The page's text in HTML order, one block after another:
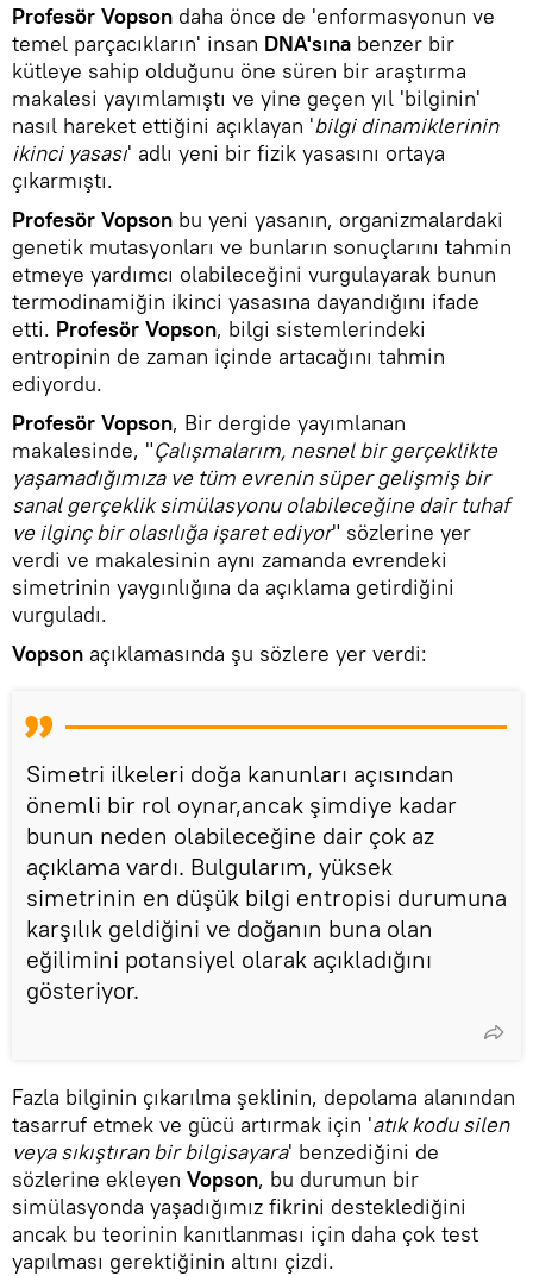
Profesör Vopson daha önce de 'enformasyonun ve
temel parçacıkların' insan DNA'sına benzer bir
kütleye sahip olduğunu öne süren bir araştırma
makalesi yayımlamıştı ve yine geçen yıl 'bilginin'
nasıl hareket ettiğini açıklayan 'bilgi dinamiklerinin
ikinci yasası' adlı yeni bir fizik yasasını ortaya
çıkarmıştı.
Profesör Vopson bu yeni yasanın, organizmalardaki
genetik mutasyonları ve bunların sonuçlarını tahmin
etmeye yardımcı olabileceğini vurgulayarak bunun
termodinamiğin ikinci yasasına dayandığını ifade
etti. Profesör Vopson, bilgi sistemlerindeki
entropinin de zaman içinde artacağını tahmin
ediyordu.
Profesör Vopson, Bir dergide yayımlanan
makalesinde, "Çalışmalarım, nesnel bir gerçeklikte
yaşamadığımıza ve tüm evrenin süper gelişmiş bir
sanal gerçeklik simülasyonu olabileceğine dair tuhaf
ve ilginç bir olasılığa işaret ediyor" sözlerine yer
verdi ve makalesinin aynı zamanda evrendeki
simetrinin yaygınlığına da açıklama getirdiğini
vurguladı.
Vopson açıklamasında şu sözlere yer verdi:
Simetri ilkeleri doğa kanunları açısından
önemli bir rol oynar,ancak şimdiye kadar
bunun neden olabileceğine dair çok az
açıklama vardı. Bulgularım, yüksek
simetrinin en düşük bilgi entropisi durumuna
karşılık geldiğini ve doğanın buna olan
eğilimini potansiyel olarak açıkladığını
gösteriyor.
Fazla bilginin çıkarılma şeklinin, depolama alanından
tasarruf etmek ve gücü artırmak için 'atık kodu silen
veya sıkıştıran bir bilgisayara' benzediğini de
sözlerine ekleyen Vopson, bu durumun bir
simülasyonda yaşadığımız fikrini desteklediğini
ancak bu teorinin kanıtlanması için daha çok test
yapılması gerektiğinin altını çizdi.